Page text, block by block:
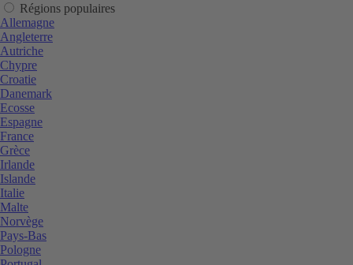
Régions populaires
Allemagne
Angleterre
Autriche
Chypre
Croatie
Danemark
Ecosse
Espagne
France
Grèce
Irlande
Islande
Italie
Malte
Norvège
Pays-Bas
Pologne